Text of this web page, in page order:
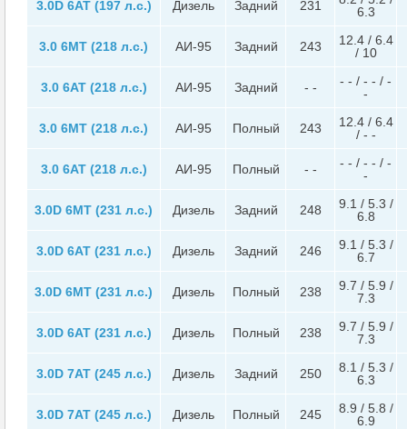
3.0D 6AT (197 л.с.) Дизель Задний 231
6.3
3.0 6MT (218 л.с.) АИ-95 Задний 243
12.4 / 6.4
/ 10
3.0 6AT (218 л.с.) АИ-95 Задний - -
- - / - - / -
-
3.0 6MT (218 л.с.) АИ-95 Полный 243
12.4 / 6.4
/ - -
3.0 6AT (218 л.с.) АИ-95 Полный - -
- - / - - / -
-
3.0D 6MT (231 л.с.) Дизель Задний 248
9.1 / 5.3 /
6.8
3.0D 6AT (231 л.с.) Дизель Задний 246
9.1 / 5.3 /
6.7
3.0D 6MT (231 л.с.) Дизель Полный 238
9.7 / 5.9 /
7.3
3.0D 6AT (231 л.с.) Дизель Полный 238
9.7 / 5.9 /
7.3
3.0D 7AT (245 л.с.) Дизель Задний 250
8.1 / 5.3 /
6.3
3.0D 7AT (245 л.с.) Дизель Полный 245
8.9 / 5.8 /
6.9